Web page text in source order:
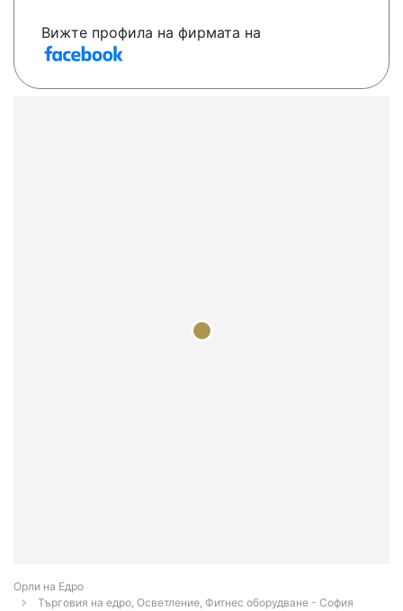
Вижте профила на фирмата на
Орли на Едро
Търговия на едро, Осветление, Фитнес оборудване - София